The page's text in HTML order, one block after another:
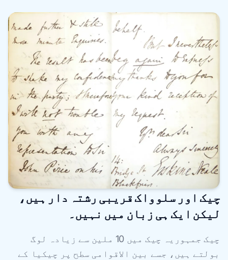
چیک اور سلوواک قریبی رشتہ دار ہیں،
لیکن ایک ہی زبان میں نہیں۔
چیک جمہوریہ چیک میں 10 ملین سے زیادہ لوگ
بولتے ہیں، جسے بین الاقوامی سطح پر چیکیا کے